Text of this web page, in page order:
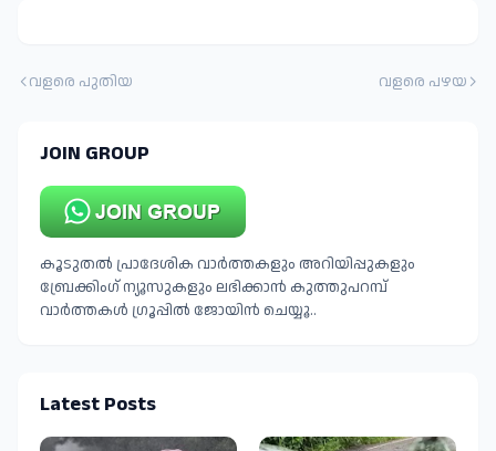
വളരെ പുതിയ വളരെ പഴയ
JOIN GROUP
കൂടുതൽ പ്രാദേശിക വാർത്തകളും അറിയിപ്പുകളും
ബ്രേക്കിംഗ് ന്യൂസുകളും ലഭിക്കാൻ കുത്തുപറമ്പ്
വാർത്തകൾ ഗ്രൂപ്പിൽ ജോയിൻ ചെയ്യൂ..
Latest Posts